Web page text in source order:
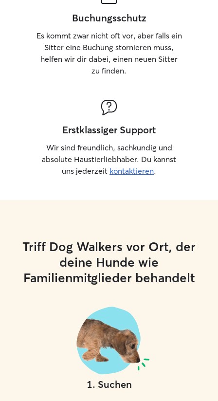
Buchungsschutz
Es kommt zwar nicht oft vor, aber falls ein
Sitter eine Buchung stornieren muss,
helfen wir dir dabei, einen neuen Sitter
zu finden.
Erstklassiger Support
Wir sind freundlich, sachkundig und
absolute Haustierliebhaber. Du kannst
uns jederzeit kontaktieren.
Triff Dog Walkers vor Ort, der
deine Hunde wie
Familienmitglieder behandelt
1. Suchen